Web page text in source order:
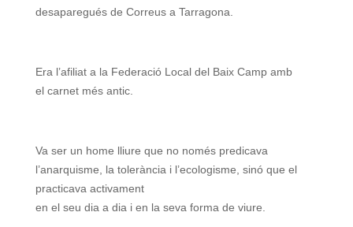
desaparegués de Correus a Tarragona.
Era l’afiliat a la Federació Local del Baix Camp amb
el carnet més antic.
Va ser un home lliure que no només predicava
l’anarquisme, la tolerància i l’ecologisme, sinó que el
practicava activament
en el seu dia a dia i en la seva forma de viure.